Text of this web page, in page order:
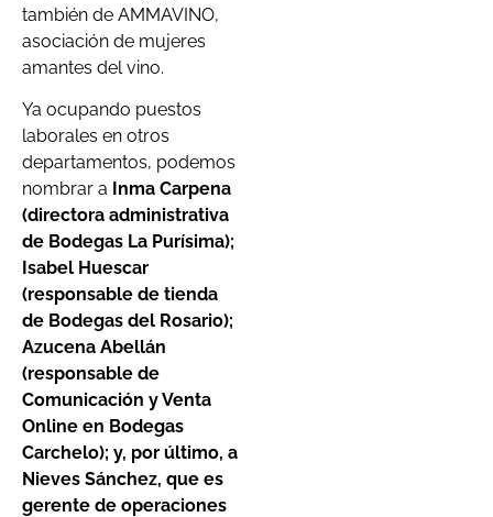
también de AMMAVINO,
asociación de mujeres
amantes del vino.
Ya ocupando puestos
laborales en otros
departamentos, podemos
nombrar a Inma Carpena
(directora administrativa
de Bodegas La Purísima);
Isabel Huescar
(responsable de tienda
de Bodegas del Rosario);
Azucena Abellán
(responsable de
Comunicación y Venta
Online en Bodegas
Carchelo); y, por último, a
Nieves Sánchez, que es
gerente de operaciones